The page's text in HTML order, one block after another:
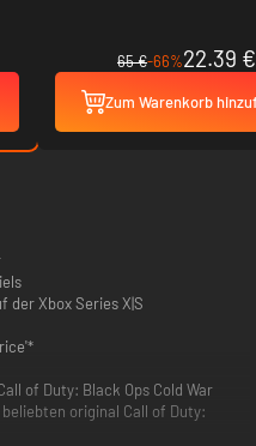
65 €-66%22.39 €
Zum Warenkorb
Xbox Series X|S
of Duty: Black Ops Cold War
original Call of Duty: